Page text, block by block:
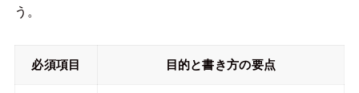
う。
必須項目 目的と書き方の要点